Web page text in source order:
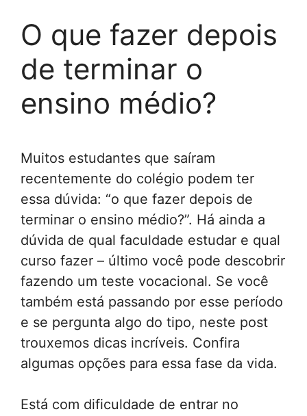
O que fazer depois
de terminar o
ensino médio?
Muitos estudantes que saíram
recentemente do colégio podem ter
essa dúvida: “o que fazer depois de
terminar o ensino médio?”. Há ainda a
dúvida de qual faculdade estudar e qual
curso fazer – último você pode descobrir
fazendo um teste vocacional. Se você
também está passando por esse período
e se pergunta algo do tipo, neste post
trouxemos dicas incríveis. Confira
algumas opções para essa fase da vida.
Está com dificuldade de entrar no